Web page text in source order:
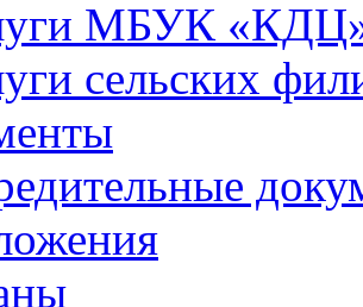
МБУК
сельских